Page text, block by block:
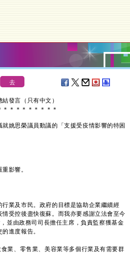
發言（只有中文）
＊ ＊ ＊ ＊ ＊ ＊ ＊ ＊ ＊
姚思榮議員動議的「支援受疫情影響的特困
影響。
業及市民。政府的目標是協助企業繼續經
受控後盡快復蘇。而我亦要感謝立法會至今
並由政務司司長擔任主席，負責監察獲基金
進度報告。
、零售業、美容業等多個行業及有需要群